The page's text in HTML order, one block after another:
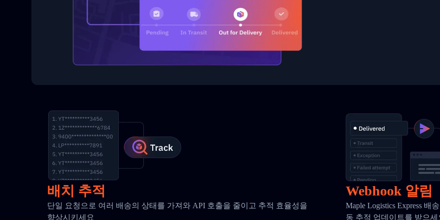
배치 추적
단일 요청으로 여러 배송의 상태를 가져와 API 호출을 줄이고 추적 효율성을
향상시키세요
Webhook 알림
Maple Logistics Express 배
동 추적 업데이트를 받으세